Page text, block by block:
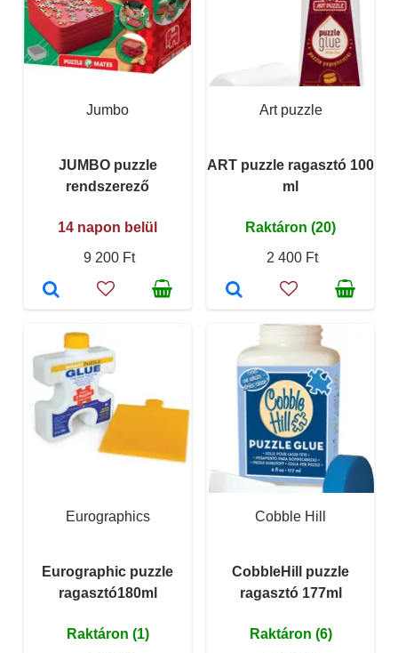
Jumbo
JUMBO puzzle
rendszerező
14 napon belül
9 200 Ft
Art puzzle
ART puzzle ragasztó 100
ml
Raktáron (20)
2 400 Ft
Eurographics
Eurographic puzzle
ragasztó180ml
Raktáron (1)
Cobble Hill
CobbleHill puzzle
ragasztó 177ml
Raktáron (6)